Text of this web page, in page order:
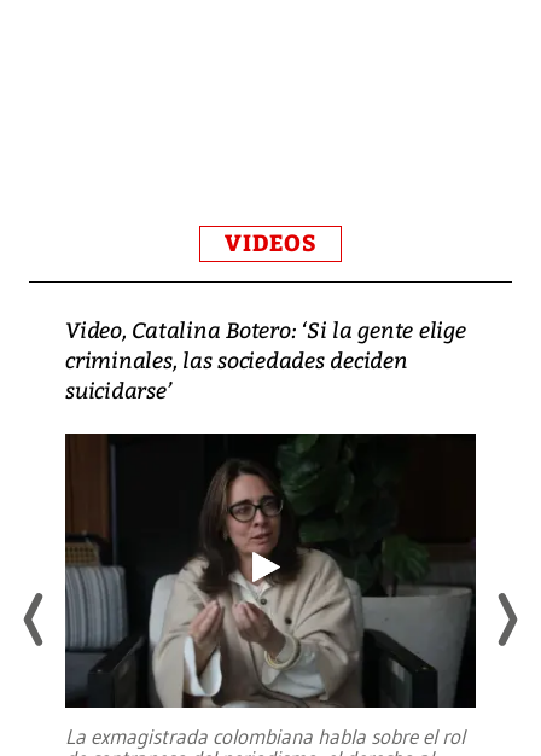
VIDEOS
Video, Catalina Botero: ‘Si la gente elige
criminales, las sociedades deciden
suicidarse’
La exmagistrada colombiana habla sobre el rol